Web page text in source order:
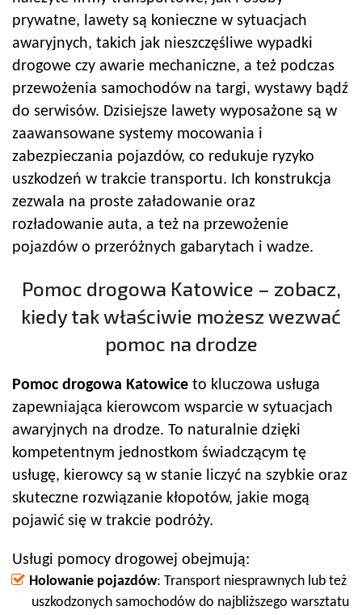
prywatne, lawety są konieczne w sytuacjach
awaryjnych, takich jak nieszczęśliwe wypadki
drogowe czy awarie mechaniczne, a też podczas
przewożenia samochodów na targi, wystawy bądź
do serwisów. Dzisiejsze lawety wyposażone są w
zaawansowane systemy mocowania i
zabezpieczania pojazdów, co redukuje ryzyko
uszkodzeń w trakcie transportu. Ich konstrukcja
zezwala na proste załadowanie oraz
rozładowanie auta, a też na przewożenie
pojazdów o przeróżnych gabarytach i wadze.
Pomoc drogowa Katowice – zobacz,
kiedy tak właściwie możesz wezwać
pomoc na drodze
Pomoc drogowa Katowice to kluczowa usługa
zapewniająca kierowcom wsparcie w sytuacjach
awaryjnych na drodze. To naturalnie dzięki
kompetentnym jednostkom świadczącym tę
usługę, kierowcy są w stanie liczyć na szybkie oraz
skuteczne rozwiązanie kłopotów, jakie mogą
pojawić się w trakcie podróży.
Usługi pomocy drogowej obejmują:
Holowanie pojazdów: Transport niesprawnych lub też
uszkodzonych samochodów do najbliższego warsztatu